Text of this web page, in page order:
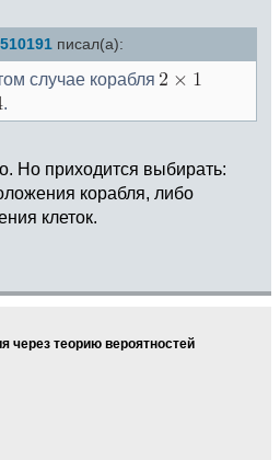
писал(а):
случае корабля
.
Но приходится выбирать:
корабля, либо
клеток.
через теорию вероятностей